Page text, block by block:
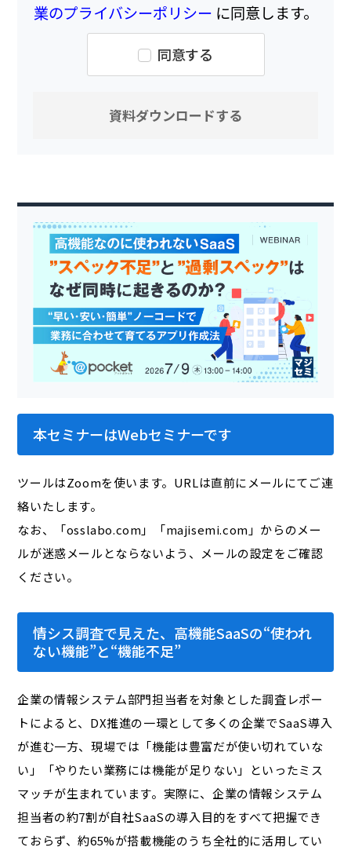
業のプライバシーポリシー に同意します。
同意する
本セミナーはWebセミナーです
ツールはZoomを使います。URLは直前にメールにてご連
絡いたします。
なお、「osslabo.com」「majisemi.com」からのメー
ルが迷惑メールとならないよう、メールの設定をご確認
ください。
情シス調査で見えた、高機能SaaSの“使われ
ない機能”と“機能不足”
企業の情報システム部門担当者を対象とした調査レポー
トによると、DX推進の一環として多くの企業でSaaS導入
が進む一方、現場では「機能は豊富だが使い切れていな
い」「やりたい業務には機能が足りない」といったミス
マッチが生まれています。実際に、企業の情報システム
担当者の約7割が自社SaaSの導入目的をすべて把握でき
ておらず、約65%が搭載機能のうち全社的に活用してい